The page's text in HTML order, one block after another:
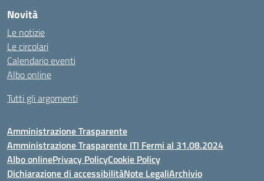
Novità
Le notizie
Le circolari
Calendario eventi
Albo online
Tutti gli argomenti
Amministrazione Trasparente
Amministrazione Trasparente ITI Fermi al 31.08.2024
Albo onlinePrivacy PolicyCookie Policy
Dichiarazione di accessibilitàNote LegaliArchivio